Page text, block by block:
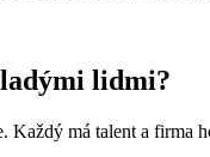
lidmi?
Každý má talent a firma